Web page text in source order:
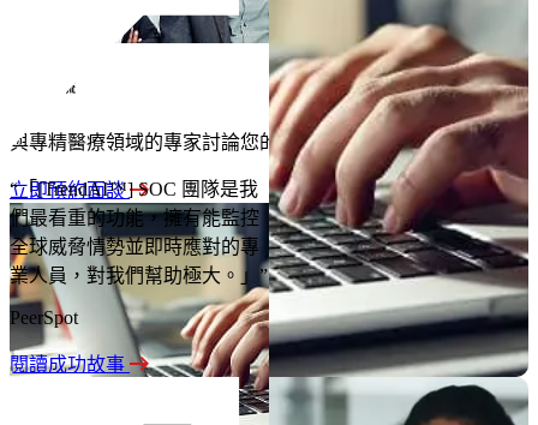
“「[TrendAI™] SOC 團隊是我
們最看重的功能，擁有能監控
全球威脅情勢並即時應對的專
業人員，對我們幫助極大。」”
PeerSpot
閱讀成功故事
與專家交流
與專精醫療領域的專家討論您的目標、限制與優先要務。
立即預約面談